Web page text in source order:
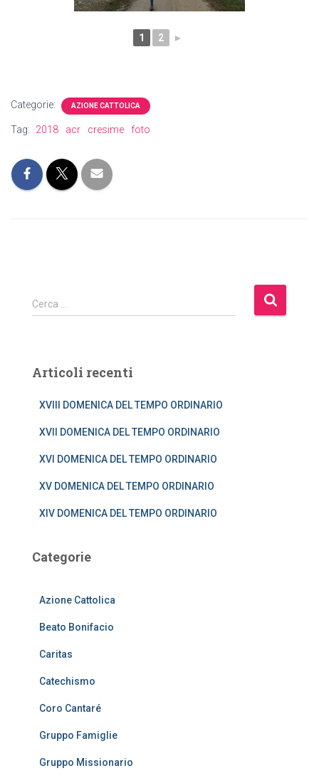
1 2 ►
Categorie: AZIONE CATTOLICA
Tag: 2018 acr cresime foto
R
i
c
Cerca …
Articoli recenti
XVIII DOMENICA DEL TEMPO ORDINARIO
XVII DOMENICA DEL TEMPO ORDINARIO
XVI DOMENICA DEL TEMPO ORDINARIO
XV DOMENICA DEL TEMPO ORDINARIO
XIV DOMENICA DEL TEMPO ORDINARIO
Categorie
Azione Cattolica
Beato Bonifacio
Caritas
Catechismo
Coro Cantaré
Gruppo Famiglie
Gruppo Missionario